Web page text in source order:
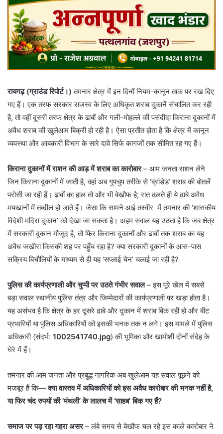
रायगढ़ (ग्राउंड रिपोर्ट।) तमनार क्षेत्र में इन दिनों नियम-कानून ताक पर रख दिए
गए हैं। एक तरफ सरकार राजस्व के लिए अधिकृत शराब दुकानें संचालित कर रही
है, तो वहीं दूसरी तरफ क्षेत्र के ढाबों और गली-मोहल्ले की पसंदीदा किराना दुकानों में
अवैध शराब की खुलेआम बिक्री हो रही है। ऐसा प्रतीत होता है कि क्षेत्र में कानून
व्यवस्था और आबकारी विभाग के सारे दावे सिर्फ कागजों तक सीमित रह गए हैं।
किराना दुकानों में राशन की आड़ में शराब का कारोबार– आम जनता राशन लेने
जिन किराना दुकानों में जाती है, वहां अब गुपचुप तरीके से ‘ब्रांडेड’ शराब की बोतलें
परोसी जा रही हैं। ढाबों का हाल तो और भी बेखौफ है; रात ढलते ही ये ढाबे अवैध
मयखानों में तब्दील हो जाते हैं। जैसा कि सामने आई तस्वीर में तमनार की ‘शासकीय
विदेशी मदिरा दुकान’ को देखा जा सकता है। अहम सवाल यह उठता है कि जब क्षेत्र
में सरकारी दुकान मौजूद है, तो फिर किराना दुकानों और ढाबों तक शराब का यह
अवैध जखीरा किसकी शह पर पहुँच रहा है? क्या सरकारी दुकानों के आस-पास
सक्रिय बिचौलियों के माध्यम से ही यह ‘सप्लाई चेन’ चलाई जा रही है?
पुलिस की कार्यप्रणाली और चुप्पी पर उठते गंभीर सवाल– इस पूरे खेल में सबसे
बड़ा सवाल स्थानीय पुलिस तंत्र और जिम्मेदारों की कार्यप्रणाली पर खड़ा होता है।
यह असंभव है कि क्षेत्र के हर दूसरे ढाबे और दुकान में शराब बिक रही हो और बीट
प्रभारियों या पुलिस अधिकारियों को इसकी भनक तक न लगे। इस मामले में पुलिस
अधिकारी (संदर्भ: 1002541740.jpg) की भूमिका और खामोशी दोनों संदेह के
घेरे में हैं।
​तमनार की आम जनता और प्रबुद्ध नागरिक अब खुलेआम यह सवाल पूछने को
मजबूर हैं कि—क्या वास्तव में अधिकारियों को इस अवैध कारोबार की भनक नहीं है,
या फिर चंद रुपयों की ‘मंथली’ के लालच में ‘साहब’ बिक गए हैं?
समाज पर पड़ रहा गहरा असर– लंबे समय से बेखौफ चल रहे इस काले कारोबार ने